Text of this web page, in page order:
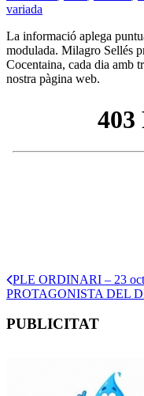
variada
La informació aplega
modulada. Milagro Sellés
Cocentaina, cada dia amb
nostra pàgina web.
PLE ORDINARI – 23
PROTAGONISTA DEL
PUBLICITAT